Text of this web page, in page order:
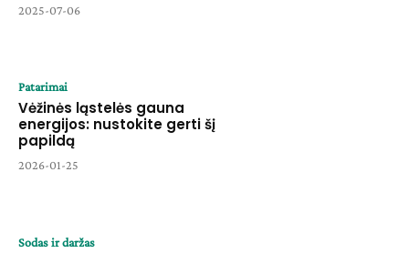
2025-07-06
Patarimai
Vėžinės ląstelės gauna
energijos: nustokite gerti šį
papildą
2026-01-25
Sodas ir daržas